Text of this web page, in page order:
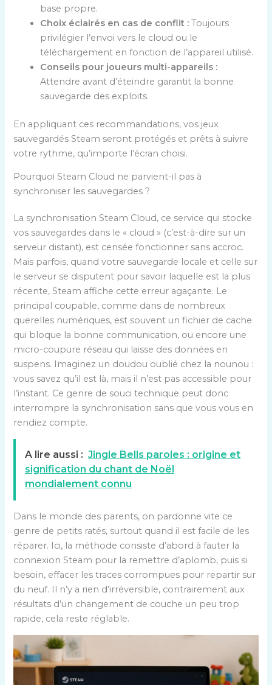
base propre.
Choix éclairés en cas de conflit : Toujours
privilégier l’envoi vers le cloud ou le
téléchargement en fonction de l’appareil utilisé.
Conseils pour joueurs multi-appareils :
Attendre avant d’éteindre garantit la bonne
sauvegarde des exploits.
En appliquant ces recommandations, vos jeux
sauvegardés Steam seront protégés et prêts à suivre
votre rythme, qu’importe l’écran choisi.
Pourquoi Steam Cloud ne parvient-il pas à
synchroniser les sauvegardes ?
La synchronisation Steam Cloud, ce service qui stocke
vos sauvegardes dans le « cloud » (c’est-à-dire sur un
serveur distant), est censée fonctionner sans accroc.
Mais parfois, quand votre sauvegarde locale et celle sur
le serveur se disputent pour savoir laquelle est la plus
récente, Steam affiche cette erreur agaçante. Le
principal coupable, comme dans de nombreux
querelles numériques, est souvent un fichier de cache
qui bloque la bonne communication, ou encore une
micro-coupure réseau qui laisse des données en
suspens. Imaginez un doudou oublié chez la nounou :
vous savez qu’il est là, mais il n’est pas accessible pour
l’instant. Ce genre de souci technique peut donc
interrompre la synchronisation sans que vous vous en
rendiez compte.
A lire aussi : Jingle Bells paroles : origine et
signification du chant de Noël
mondialement connu
Dans le monde des parents, on pardonne vite ce
genre de petits ratés, surtout quand il est facile de les
réparer. Ici, la méthode consiste d’abord à fauter la
connexion Steam pour la remettre d’aplomb, puis si
besoin, effacer les traces corrompues pour repartir sur
du neuf. Il n’y a rien d’irréversible, contrairement aux
résultats d’un changement de couche un peu trop
rapide, cela reste réglable.